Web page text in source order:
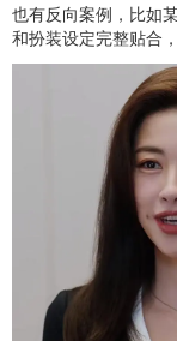
也有反向案例，比如
和扮装设定完整贴合